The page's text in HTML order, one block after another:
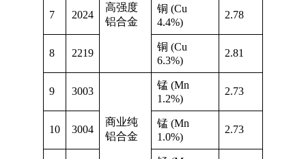
高强度
铝合金
7 2024
铜 (Cu
4.4%)
2.78
8 2219
铜 (Cu
6.3%)
2.81
9 3003
商业纯
铝合金
锰 (Mn
1.2%)
2.73
10 3004
锰 (Mn
1.0%)
2.73